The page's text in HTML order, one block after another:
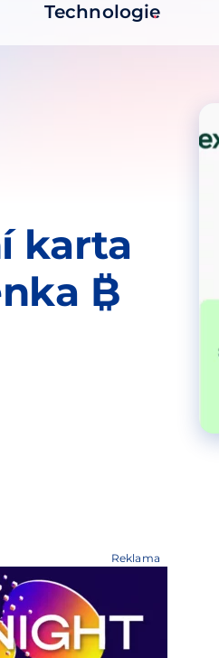
Technologie
karta
₿
Reklama